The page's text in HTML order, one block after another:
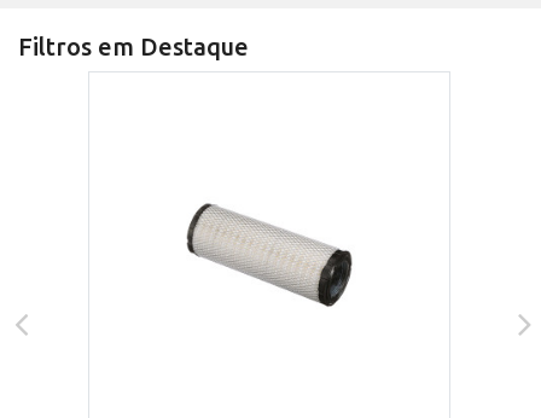
Filtros em Destaque